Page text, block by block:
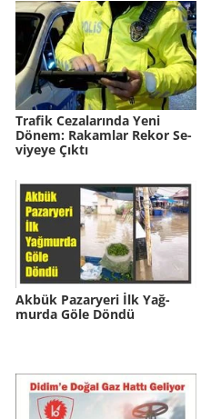
Tra­fik Ce­za­la­rın­da Yeni
Dönem: Ra­kam­lar Rekor Se­
vi­ye­ye Çıktı
Akbük Pa­zar­ye­ri İlk Yağ­
mur­da Göle Döndü